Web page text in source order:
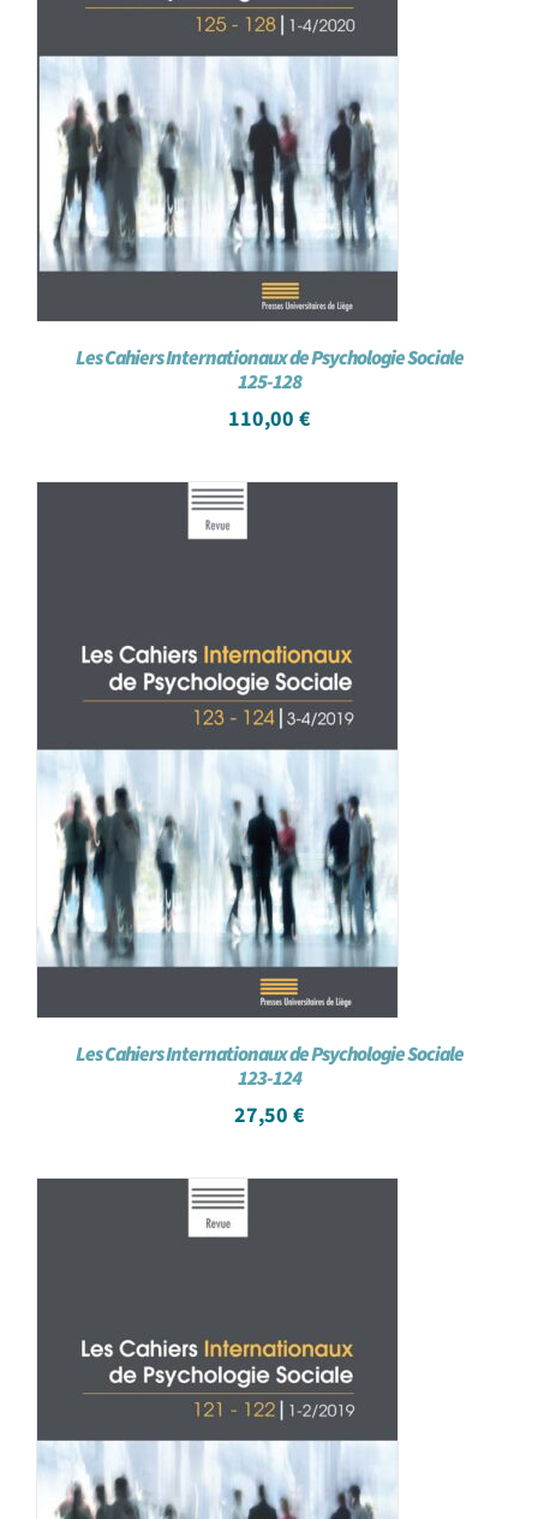
Les Cahiers Internationaux de Psychologie Sociale
125-128
110,00 €
Les Cahiers Internationaux de Psychologie Sociale
123-124
27,50 €